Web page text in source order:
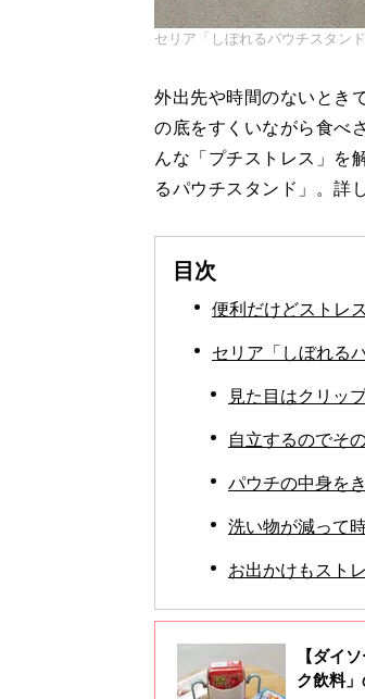
セリア「しぼれるパウチスタンド
外出先や時間のないとき
の底をすくいながら食べ
んな「プチストレス」を
るパウチスタンド」。詳
目次
便利だけどストレ
セリア「しぼれる
見た目はクリッ
自立するのでそ
パウチの中身を
洗い物が減って
お出かけもスト
【ダイ
ク飲料